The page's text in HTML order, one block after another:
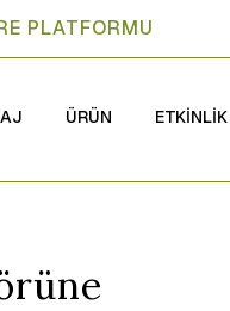
PLATFORMU
ÜRÜN ETKİNLİK